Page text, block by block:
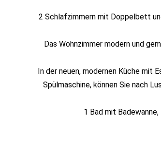
2 Schlafzimmern mit Doppelbett
Das Wohnzimmer modern und
In der neuen, modernen Küche mit
Spülmaschine, können Sie nach
1 Bad mit